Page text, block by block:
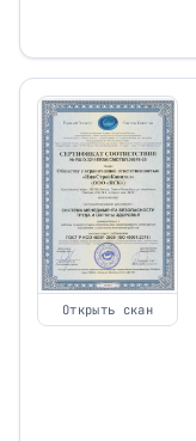
Открыть скан